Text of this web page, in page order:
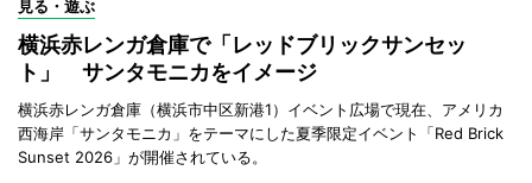
見る・遊ぶ
横浜赤レンガ倉庫で「レッドブリックサンセッ
ト」 サンタモニカをイメージ
横浜赤レンガ倉庫（横浜市中区新港1）イベント広場で現在、アメリカ
西海岸「サンタモニカ」をテーマにした夏季限定イベント「Red Brick
Sunset 2026」が開催されている。